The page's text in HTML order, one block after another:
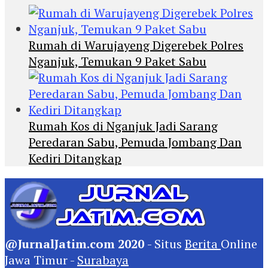
Rumah di Warujayeng Digerebek Polres
Nganjuk, Temukan 9 Paket Sabu
Rumah Kos di Nganjuk Jadi Sarang
Peredaran Sabu, Pemuda Jombang Dan
Kediri Ditangkap
@JurnalJatim.com 2020 - Situs Berita Online
Jawa Timur - Surabaya